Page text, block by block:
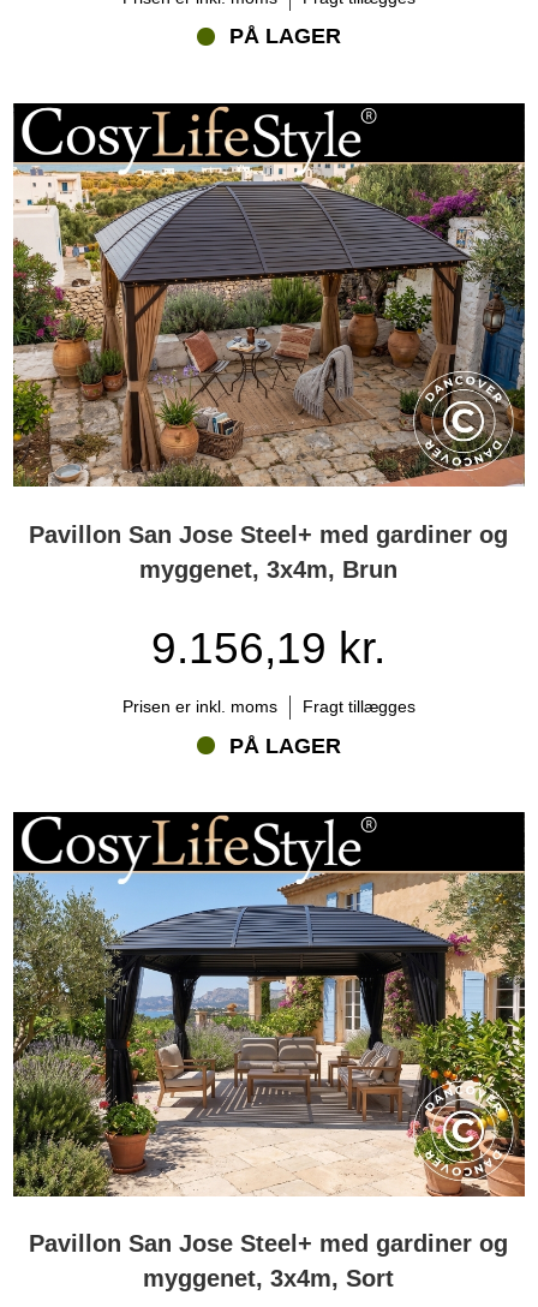
PÅ LAGER
Pavillon San Jose Steel+ med gardiner og
myggenet, 3x4m, Brun
9.156,19 kr.
Prisen er inkl. moms Fragt tillægges
PÅ LAGER
Pavillon San Jose Steel+ med gardiner og
myggenet, 3x4m, Sort